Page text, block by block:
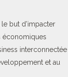
but d’impacter
économiques
interconnectée
et au